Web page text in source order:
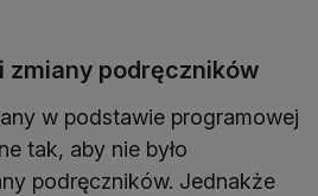
zmiany podręczników
w podstawie programowej
tak, aby nie było
podręczników. Jednakże